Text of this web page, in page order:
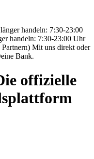
handeln: 7:30-23:00
handeln: 7:30-23:00 Uhr
Mit uns direkt oder
Bank.
offizielle